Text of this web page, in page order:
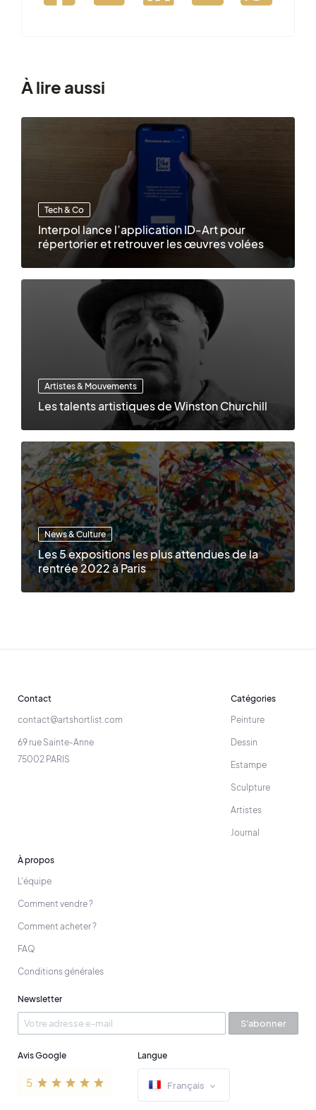
À lire aussi
Tech & Co
Interpol lance l’application ID-Art pour
répertorier et retrouver les œuvres volées
Artistes & Mouvements
Les talents artistiques de Winston Churchill
News & Culture
Les 5 expositions les plus attendues de la
rentrée 2022 à Paris
Contact
contact@artshortlist.com
69 rue Sainte-Anne
75002 PARIS
Catégories
Peinture
Dessin
Estampe
Sculpture
Artistes
Journal
À propos
L'équipe
Comment vendre ?
Comment acheter ?
FAQ
Conditions générales
Newsletter
S'abonner
Avis Google Langue
Français